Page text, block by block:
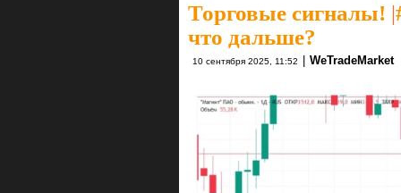
Торговые сигналы! |
что дальше?
10 сентября 2025, 11:52 WeTradeMarket